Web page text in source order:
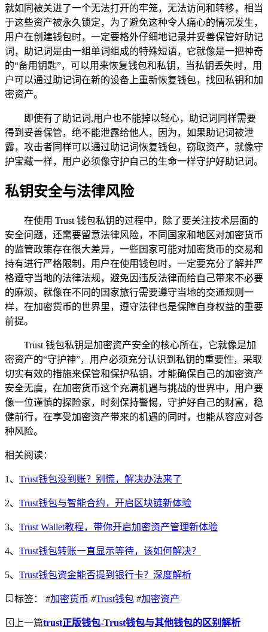
就如同被关进了一个无法打开的牢笼，无法访问和转移，相当
于这些资产被永久锁定，为了避免这种令人痛心的情况发生，
用户在创建钱包时，一定要格外仔细地记录并妥善保管好助记
词，助记词是由一组单词组成的特殊短语，它就像是一把神奇
的“备用钥匙”，可以用来恢复钱包和私钥，当私钥丢失时，用
户可以通过助记词在新的设备上重新恢复钱包，找回私钥和加
密资产。
即使有了助记词,用户也不能掉以轻心，助记词同样需要
得到妥善保管，绝不能泄露给他人，因为，如果助记词被泄
露，攻击者同样可以通过助记词恢复钱包，窃取资产，就像守
护宝藏一样，用户必须像守护自己的生命一样守护好助记词。
私钥安全与法律风险
在使用 Trust 钱包私钥的过程中，除了要关注技术层面的
安全问题，还需要留意法律风险，不同国家和地区对加密货币
的监管政策存在很大差异，一些国家可能对加密货币的交易和
持有进行严格限制，用户在使用钱包时，一定要充分了解并严
格遵守当地的法律法规，避免因违反法律而给自己带来不必要
的麻烦，就像在不同的国家旅行需要遵守当地的交通规则一
样，在加密货币的世界里，遵守法律也是保障自身权益的重要
前提。
Trust 钱包私钥是加密资产安全的核心所在，它就像是加
密资产的“守护神”，用户必须充分认识到私钥的重要性，采取
切实有效的措施来保管和保护私钥，才能确保自己的加密资产
安全无虞，在加密货币这个充满机遇与挑战的世界中，用户要
像一位谨慎的探险家，时刻保持警惕，守护好自己的财富，稳
健前行，在享受加密资产带来的机遇的同时，也能从容应对各
种风险。
相关阅读：
1、 Trust钱包没到账？别慌，解决办法来了
2、 Trust钱包与智能合约，开启区块链新体验
3、 Trust Wallet教程，带你开启加密资产管理新体验
4、 Trust钱包转账一直显示等待，该如何解决？
5、 Trust钱包资金能否提到银行卡？深度解析
标签： #加密货币 #Trust钱包 #加密资产
上一篇trust正版钱包-Trust钱包与其他钱包的区别解析